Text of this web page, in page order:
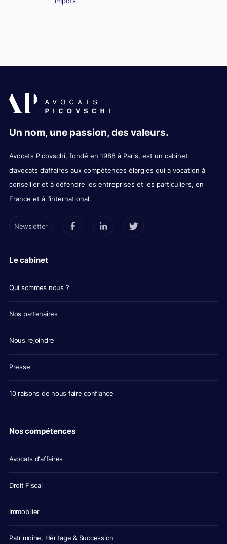
Un nom, une passion, des valeurs.
Avocats Picovschi, fondé en 1988 à Paris, est un cabinet
d’avocats d’affaires aux compétences élargies qui a vocation à
conseiller et à défendre les entreprises et les particuliers, en
France et à l’international.
Newsletter
Le cabinet
Qui sommes nous ?
Nos partenaires
Nous rejoindre
Presse
10 raisons de nous faire confiance
Nos compétences
Avocats d'affaires
Droit Fiscal
Immobilier
Patrimoine, Héritage & Succession